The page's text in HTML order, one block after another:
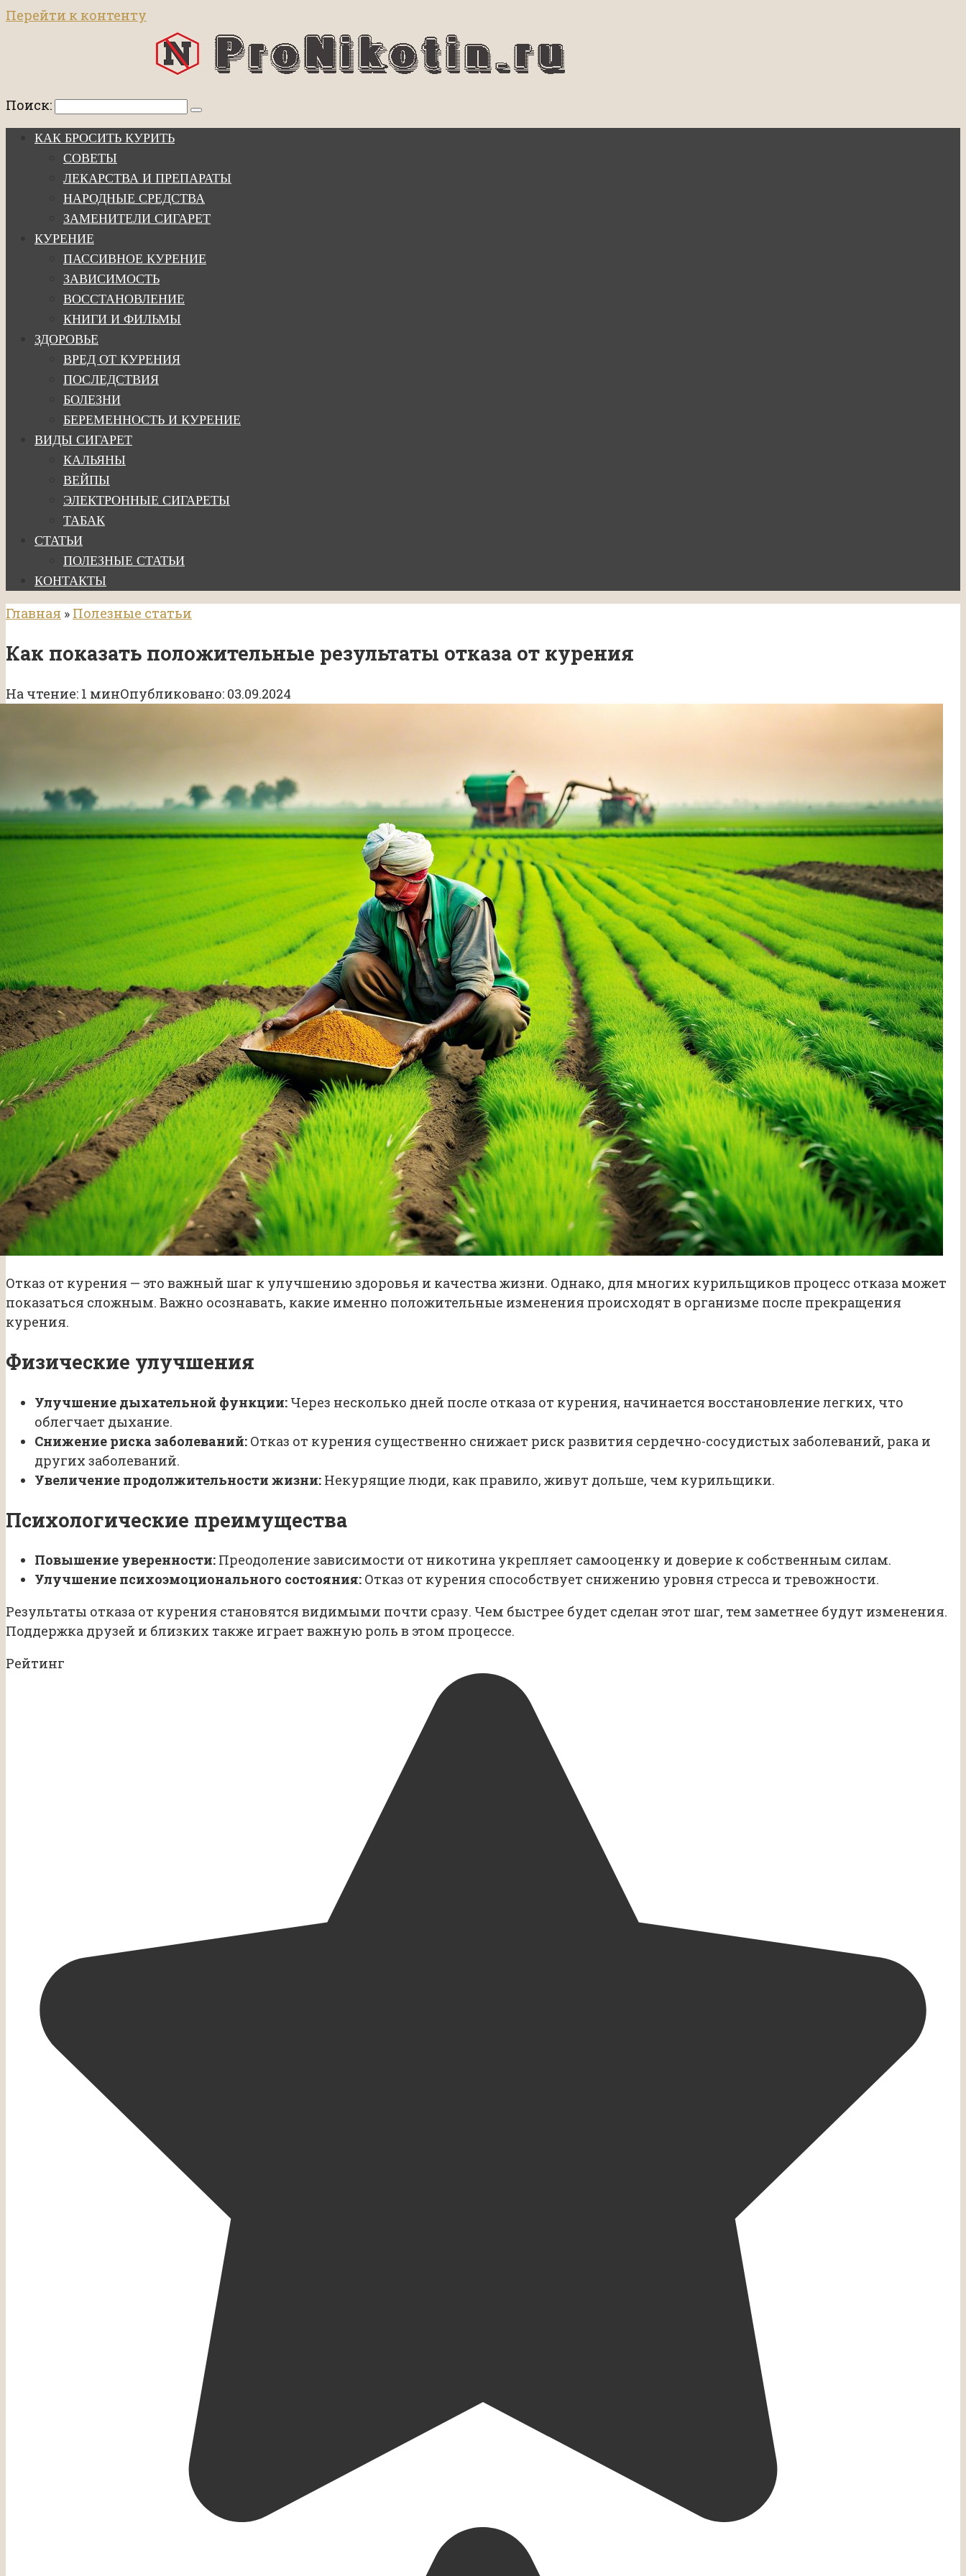
Перейти к контенту
Поиск:
КАК БРОСИТЬ КУРИТЬ
СОВЕТЫ
ЛЕКАРСТВА И ПРЕПАРАТЫ
НАРОДНЫЕ СРЕДСТВА
ЗАМЕНИТЕЛИ СИГАРЕТ
КУРЕНИЕ
ПАССИВНОЕ КУРЕНИЕ
ЗАВИСИМОСТЬ
ВОССТАНОВЛЕНИЕ
КНИГИ И ФИЛЬМЫ
ЗДОРОВЬЕ
ВРЕД ОТ КУРЕНИЯ
ПОСЛЕДСТВИЯ
БОЛЕЗНИ
БЕРЕМЕННОСТЬ И КУРЕНИЕ
ВИДЫ СИГАРЕТ
КАЛЬЯНЫ
ВЕЙПЫ
ЭЛЕКТРОННЫЕ СИГАРЕТЫ
ТАБАК
СТАТЬИ
ПОЛЕЗНЫЕ СТАТЬИ
КОНТАКТЫ
Главная » Полезные статьи
Как показать положительные результаты отказа от курения
На чтение: 1 минОпубликовано: 03.09.2024
Отказ от курения — это важный шаг к улучшению здоровья и качества жизни. Однако, для многих курильщиков процесс отказа может
показаться сложным. Важно осознавать, какие именно положительные изменения происходят в организме после прекращения
курения.
Физические улучшения
Улучшение дыхательной функции: Через несколько дней после отказа от курения, начинается восстановление легких, что
облегчает дыхание.
Снижение риска заболеваний: Отказ от курения существенно снижает риск развития сердечно-сосудистых заболеваний, рака и
других заболеваний.
Увеличение продолжительности жизни: Некурящие люди, как правило, живут дольше, чем курильщики.
Психологические преимущества
Повышение уверенности: Преодоление зависимости от никотина укрепляет самооценку и доверие к собственным силам.
Улучшение психоэмоционального состояния: Отказ от курения способствует снижению уровня стресса и тревожности.
Результаты отказа от курения становятся видимыми почти сразу. Чем быстрее будет сделан этот шаг, тем заметнее будут изменения.
Поддержка друзей и близких также играет важную роль в этом процессе.
Рейтинг